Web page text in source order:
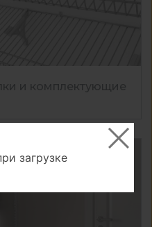
и комплектующие
загрузке